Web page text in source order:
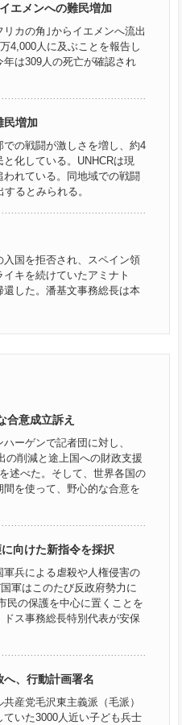
エメンへの難民増加
カの角｣からイエメンへ流出
4,000人に及ぶことを報告し
は309人の死亡が確認され
民増加
の戦闘が激しさを増し、約4
化している。UNHCRは現
れている。同地域での戦闘
るとみられる。
国を拒否され、スペイン領
キを続けていたアミナト
した。潘基文事務総長は本
合意成立訴え
ーゲンで記者団に対し、
の削減と途上国への財政支援
述べた。そして、世界各国の
を使って、野心的な合意を
向けた新指令を採択
兵による虐殺や人権侵害の
軍はこのたび反政府勢力に
民の保護を中心に置くことを
ス事務総長特別代表が安保
、行動計画署名
産党毛沢東主義派（毛派）
いた3000人近い子ども兵士